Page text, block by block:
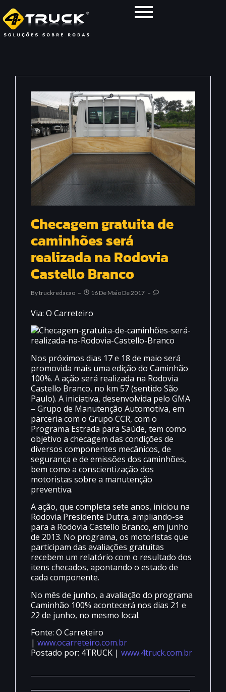
Checagem gratuita de
caminhões será
realizada na Rodovia
Castello Branco
ByTruckredacao 16 De Maio De 2017
Via: O Carreteiro
Nos próximos dias 17 e 18 de maio será
promovida mais uma edição do Caminhão
100%. A ação será realizada na Rodovia
Castello Branco, no km 57 (sentido São
Paulo). A iniciativa, desenvolvida pelo GMA
– Grupo de Manutenção Automotiva, em
parceria com o Grupo CCR, com o
Programa Estrada para Saúde, tem como
objetivo a checagem das condições de
diversos componentes mecânicos, de
segurança e de emissões dos caminhões,
bem como a conscientização dos
motoristas sobre a manutenção
preventiva.
A ação, que completa sete anos, iniciou na
Rodovia Presidente Dutra, ampliando-se
para a Rodovia Castello Branco, em junho
de 2013. No programa, os motoristas que
participam das avaliações gratuitas
recebem um relatório com o resultado dos
itens checados, apontando o estado de
cada componente.
No mês de junho, a avaliação do programa
Caminhão 100% acontecerá nos dias 21 e
22 de junho, no mesmo local.
Fonte: O Carreteiro
| www.ocarreteiro.com.br
Postado por: 4TRUCK | www.4truck.com.br